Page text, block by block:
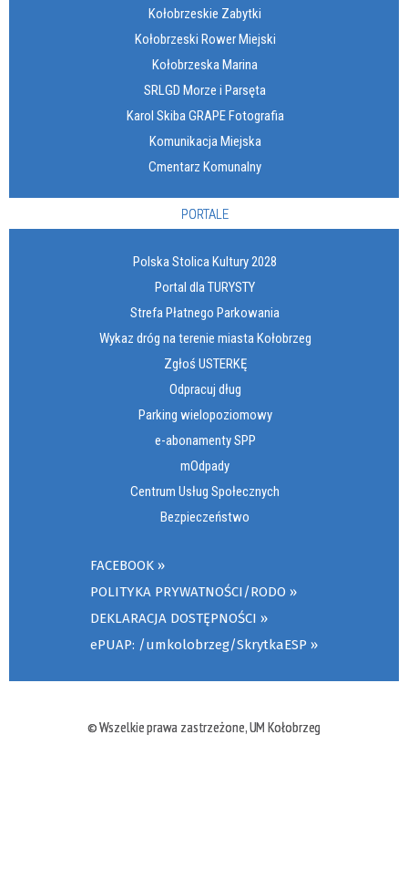
Kołobrzeskie Zabytki
Kołobrzeski Rower Miejski
Kołobrzeska Marina
SRLGD Morze i Parsęta
Karol Skiba GRAPE Fotografia
Komunikacja Miejska
Cmentarz Komunalny
PORTALE
Polska Stolica Kultury 2028
Portal dla TURYSTY
Strefa Płatnego Parkowania
Wykaz dróg na terenie miasta Kołobrzeg
Zgłoś USTERKĘ
Odpracuj dług
Parking wielopoziomowy
e-abonamenty SPP
mOdpady
Centrum Usług Społecznych
Bezpieczeństwo
FACEBOOK
POLITYKA PRYWATNOŚCI/RODO
DEKLARACJA DOSTĘPNOŚCI
ePUAP: /umkolobrzeg/SkrytkaESP
© Wszelkie prawa zastrzeżone, UM Kołobrzeg